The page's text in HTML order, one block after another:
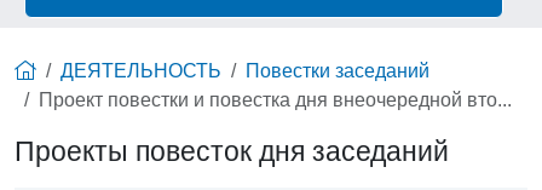
ДЕЯТЕЛЬНОСТЬ
Повестки заседаний
Проект повестки и повестка дня внеочередной вто...
Проекты повесток дня заседаний